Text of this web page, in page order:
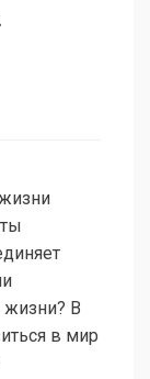
жизни? В
в мир